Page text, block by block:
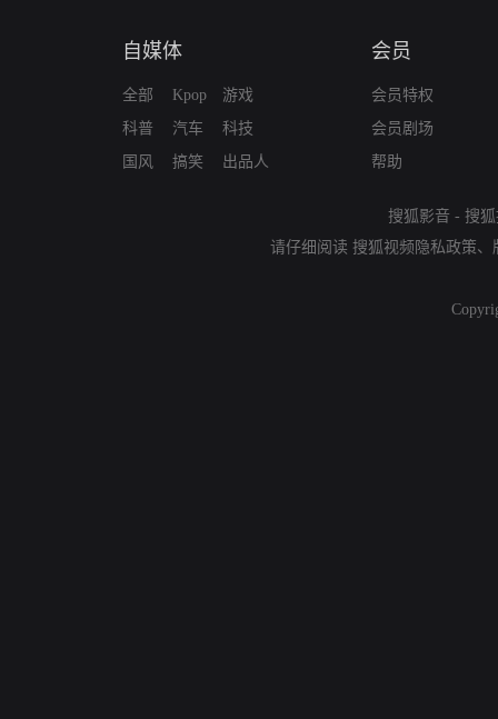
自媒体
全部
科普
国风
Kpop
汽车
搞笑
游戏
科技
出品人
会员
会员特权
会员剧场
帮助
搜狐影音 - 搜
请仔细阅读 搜狐视频隐私政策、